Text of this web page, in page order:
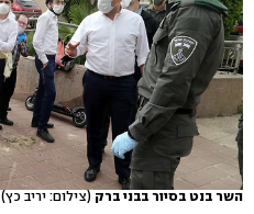
השר בנט בסיור בבני ברק (צילום: יריב כץ)